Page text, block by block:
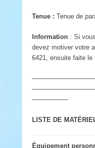
Tenue : Tenue de
Information : Si
devez motiver votre
6421, ensuite faite le
—————–
LISTE DE
Équipement